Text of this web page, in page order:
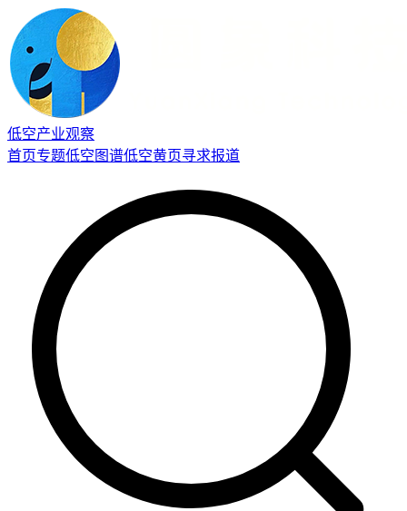
低空产业观察
首页专题低空图谱低空黄页寻求报道